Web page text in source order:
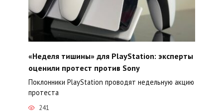
«Неделя тишины» для PlayStation: эксперты
оценили протест против Sony
Поклонники PlayStation проводят недельную акцию
протеста
241